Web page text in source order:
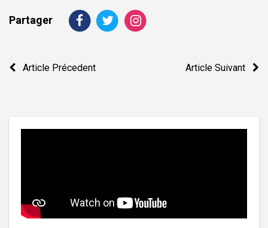
Partager
Navigation
Article Précedent Article Suivant